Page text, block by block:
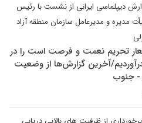
دیپلماسی ایرانی از نشست با رئیس
مدیره و مدیرعامل سازمان منطقه آزاد
تحریم نعمت و فرصت است را در
آخرین گزارش‌ها از وضعیت
- جنوب